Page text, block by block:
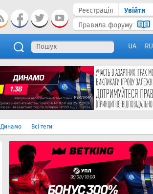
Реєстрація
Увійти
Правила форуму
UA RU
Динамо Всі теги